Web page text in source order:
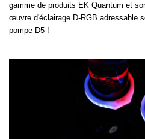
gamme de produits EK Quantum et
œuvre d'éclairage D-RGB adressable
pompe D5 !